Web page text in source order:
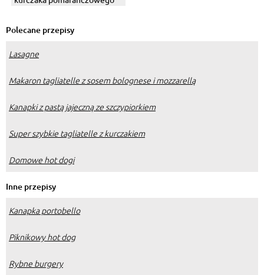
Polecane przepisy
Lasagne
Makaron tagliatelle z sosem bolognese i mozzarellą
Kanapki z pastą jajeczną ze szczypiorkiem
Super szybkie tagliatelle z kurczakiem
Domowe hot dogi
Inne przepisy
Kanapka portobello
Piknikowy hot dog
Rybne burgery